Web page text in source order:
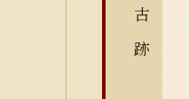
古
跡